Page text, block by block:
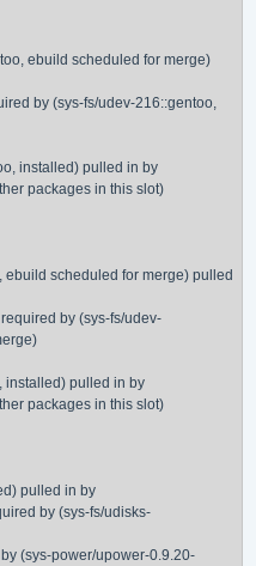
ebuild scheduled for merge)
by (sys-fs/udev-216::gentoo,
installed) pulled in by
packages in this slot)
scheduled for merge) pulled
by (sys-fs/udev-
installed) pulled in by
packages in this slot)
pulled in by
by (sys-fs/udisks-
(sys-power/upower-0.9.20-